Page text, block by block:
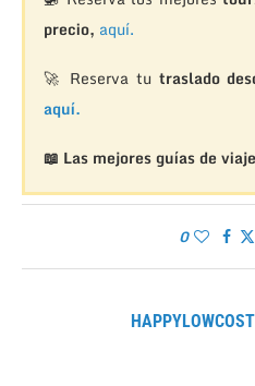
precio, aquí.
🚀 Reserva tu traslado
aquí.
📖 Las mejores guías de
0
HAPPYLOWCOST